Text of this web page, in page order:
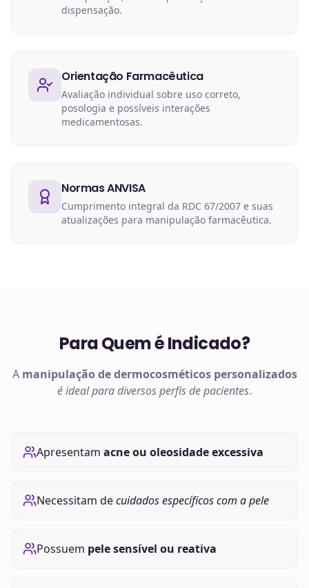
dispensação.
Orientação Farmacêutica
Avaliação individual sobre uso correto,
posologia e possíveis interações
medicamentosas.
Normas ANVISA
Cumprimento integral da RDC 67/2007 e suas
atualizações para manipulação farmacêutica.
Para Quem é Indicado?
A manipulação dedermocosméticospersonalizados
é ideal para diversos perfis de pacientes.
Apresentam acne ou oleosidade excessiva
Necessitam decuidados específicos com a pele
Possuem pele sensível ou reativa